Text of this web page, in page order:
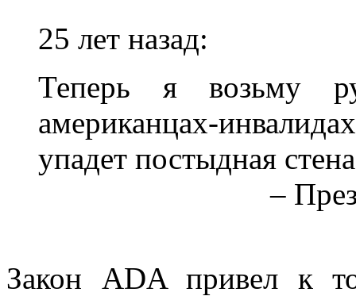
25 лет назад:
Теперь я возьму
американцах-
упадет постыдная
–
Закон ADA привел к